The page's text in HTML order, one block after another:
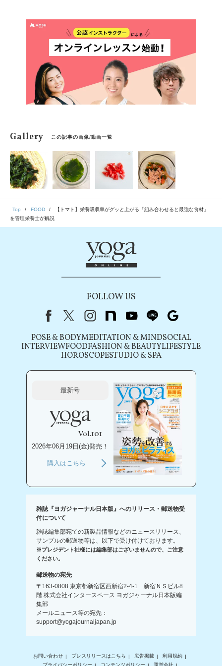
Gallery この記事の画像/動画一覧
Top FOOD
【トマト】栄養吸収率がグッと上がる「組み合わせると最強な食材」
を管理栄養士が解説
FOLLOW US
FacebookX（旧Twitter）
instagram
note youtubeline
POSE & BODYMEDITATION & MINDSOCIAL
INTERVIEWFOODFASHION & BEAUTYLIFESTYLE
HOROSCOPESTUDIO & SPA
最新号
Vol.101
2026年06月19日(金)発売！
購入はこちら
雑誌『ヨガジャーナル日本版』へのリリース・郵送物受
付について
雑誌編集部宛ての新製品情報などのニュースリリース、
サンプルの郵送物等は、以下で受け付けております。
※プレジデント社様には編集部はございませんので、ご注意
ください。
郵送物の宛先
〒163-0808 東京都新宿区西新宿2-4-1 新宿ＮＳビル8
階 株式会社インタースペース ヨガジャーナル日本版編
集部
メールニュース等の宛先：
support@yogajournaljapan.jp
お問い合わせ プレスリリースはこちら 広告掲載
利用規約